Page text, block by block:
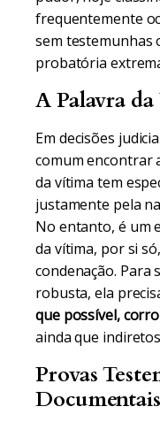
frequentemente
sem testemunhas
probatória
A Palavra
Em decisões
comum encontrar
da vítima tem
justamente pela
No entanto, é um
da vítima, por si
condenação. Para
robusta, ela
que possível,
ainda que
Provas
Documentais